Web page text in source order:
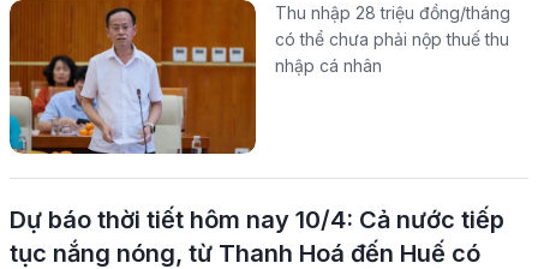
Thu nhập 28 triệu đồng/tháng
có thể chưa phải nộp thuế thu
nhập cá nhân
Dự báo thời tiết hôm nay 10/4: Cả nước tiếp
tục nắng nóng, từ Thanh Hoá đến Huế có